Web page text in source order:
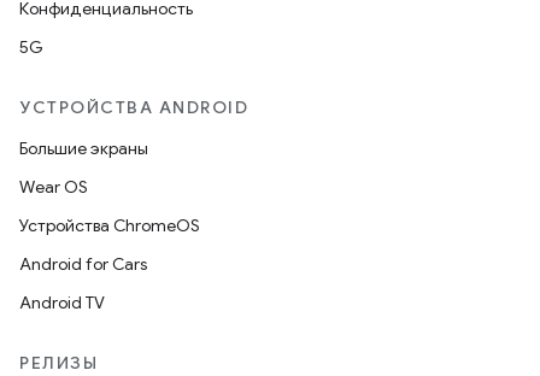
Конфиденциальность
5G
УСТРОЙСТВА ANDROID
Большие экраны
Wear OS
Устройства ChromeOS
Android for Cars
Android TV
РЕЛИЗЫ